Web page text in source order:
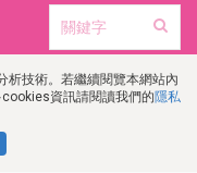
析技術。若繼續閱覽本網站內
資訊請閱讀我們的隱私